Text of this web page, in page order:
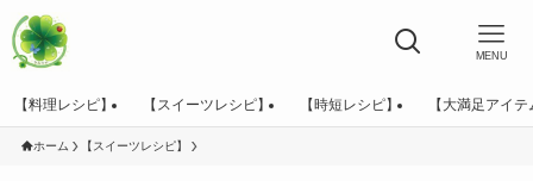
MENU
【料理レシピ】 【スイーツレシピ】 【時短レシピ】 【大満足アイテ
ホーム 【スイーツレシピ】